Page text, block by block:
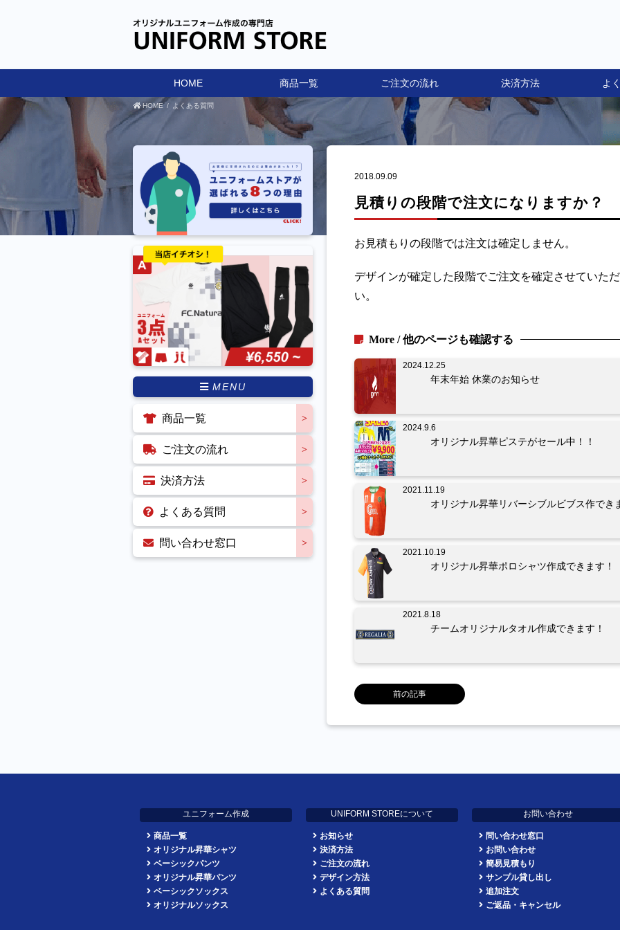
HOME 商品一覧 ご注文の流れ 決済方法 よ
HOME よくある質問
2018.09.09
見積りの段階で注文になりますか？
お見積もりの段階では注文は確定しません。
デザインが確定した段階でご注文を確定させていた
い。
More / 他のページも確認する
2024.12.25
年末年始 休業のお知らせ
2024.9.6
オリジナル昇華ピステがセール中！！
2021.11.19
オリジナル昇華リバーシブルビブス作でき
2021.10.19
オリジナル昇華ポロシャツ作成できます！
2021.8.18
チームオリジナルタオル作成できます！
前の記事
MENU
商品一覧
ご注文の流れ
決済方法
よくある質問
問い合わせ窓口
ユニフォーム作成
商品一覧
オリジナル昇華シャツ
ベーシックパンツ
オリジナル昇華パンツ
ベーシックソックス
オリジナルソックス
UNIFORM STOREについて
お知らせ
決済方法
ご注文の流れ
デザイン方法
よくある質問
お問い合わせ
問い合わせ窓口
お問い合わせ
簡易見積もり
サンプル貸し出し
追加注文
ご返品・キャンセル